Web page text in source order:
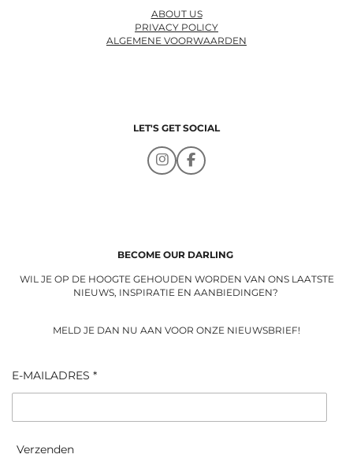
ABOUT US
PRIVACY POLICY
ALGEMENE VOORWAARDEN
LET'S GET SOCIAL
I
n
a
F
a
k
BECOME OUR DARLING
WIL JE OP DE HOOGTE GEHOUDEN WORDEN VAN ONS LAATSTE
NIEUWS, INSPIRATIE EN AANBIEDINGEN?
MELD JE DAN NU AAN VOOR ONZE NIEUWSBRIEF!
E-MAILADRES *
Verzenden